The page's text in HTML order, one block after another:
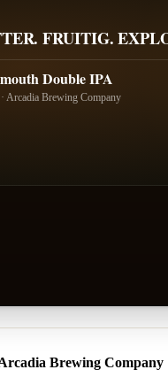
FRUITIG.
Double IPA
Arcadia Brewing Company
Brewing Company